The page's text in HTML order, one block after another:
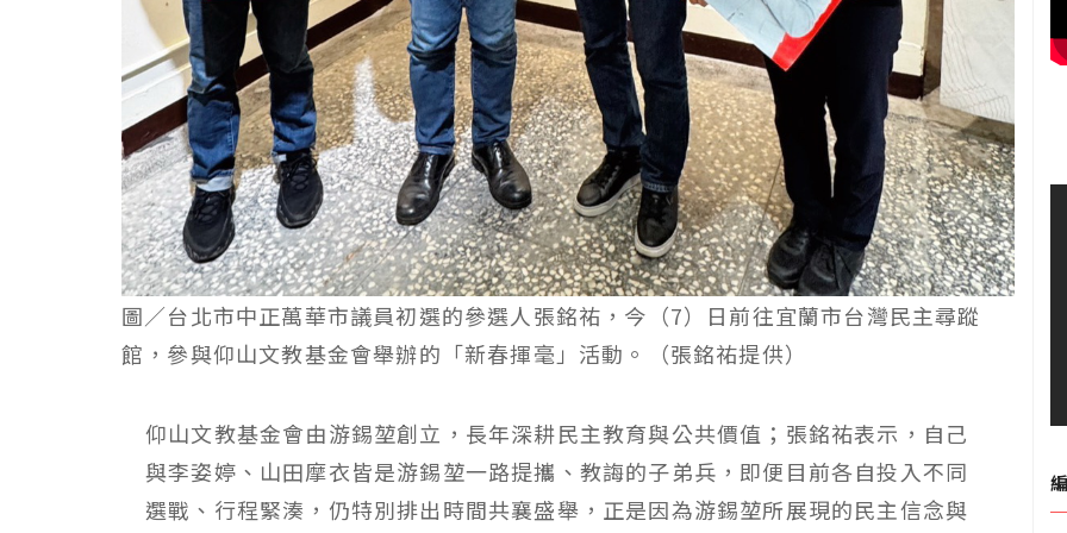
圖／台北市中正萬華市議員初選的參選人張銘祐，今（7）日前往宜蘭市台灣民主尋蹤
館，參與仰山文教基金會舉辦的「新春揮毫」活動。（張銘祐提供）
仰山文教基金會由游錫堃創立，長年深耕民主教育與公共價值；張銘祐表示，自己
與李姿婷、山田摩衣皆是游錫堃一路提攜、教誨的子弟兵，即便目前各自投入不同
選戰、行程緊湊，仍特別排出時間共襄盛舉，正是因為游錫堃所展現的民主信念與